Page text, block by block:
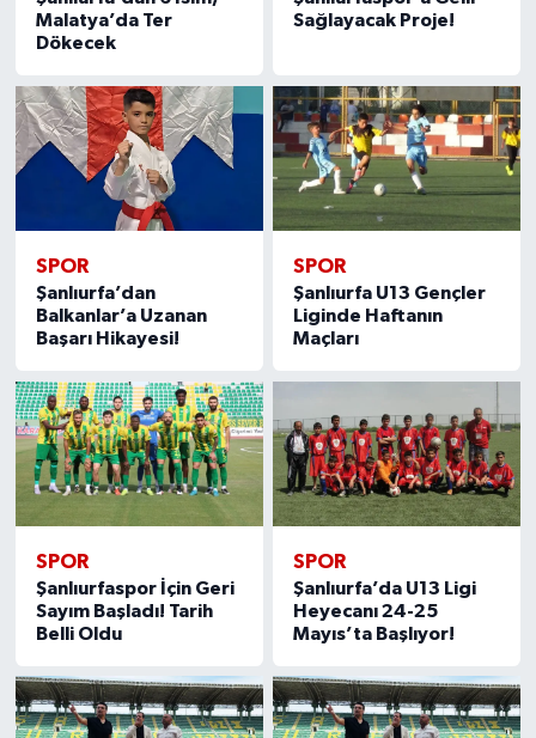
Malatya’da Ter
Dökecek
Sağlayacak Proje!
SPOR
Şanlıurfa’dan
Balkanlar’a Uzanan
Başarı Hikayesi!
SPOR
Şanlıurfa U13 Gençler
Liginde Haftanın
Maçları
SPOR
Şanlıurfaspor İçin Geri
Sayım Başladı! Tarih
Belli Oldu
SPOR
Şanlıurfa’da U13 Ligi
Heyecanı 24-25
Mayıs’ta Başlıyor!